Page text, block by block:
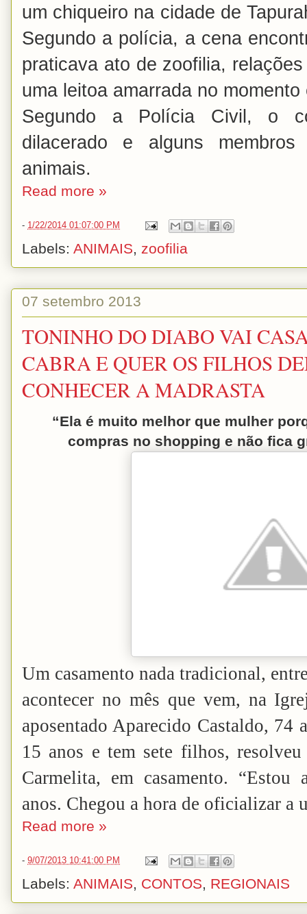
um chiqueiro na cidade de
Segundo a polícia, a cena
praticava ato de zoofilia,
uma leitoa amarrada no
Segundo a Polícia Civil, o
dilacerado e alguns
animais.
Read more »
- 1/22/2014 01:07:00 PM
Labels: ANIMAIS, zoofilia
07 setembro 2013
TONINHO DO DIABO VAI
CABRA E QUER OS FILHOS
CONHECER A MADRASTA
“Ela é muito melhor que mulher
compras no shopping e não fica
Um casamento nada tradicional,
acontecer no mês que vem, na
aposentado Aparecido Castaldo, 74
15 anos e tem sete filhos,
Carmelita, em casamento.
anos. Chegou a hora de oficializar a
Read more »
- 9/07/2013 10:41:00 PM
Labels: ANIMAIS, CONTOS, REGIONAIS